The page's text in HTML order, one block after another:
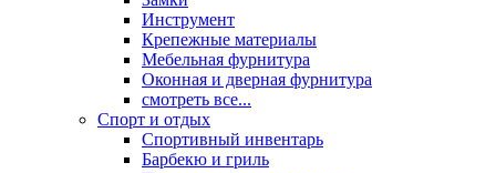
Инструмент
Крепежные материалы
Мебельная фурнитура
Оконная и дверная фурнитура
смотреть все...
Спорт и отдых
Спортивный инвентарь
Барбекю и гриль